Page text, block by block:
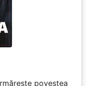
povestea